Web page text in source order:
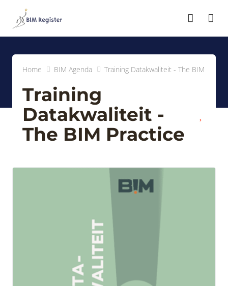
Home BIM Agenda Training Datakwaliteit - The BIM
Training
Datakwaliteit -
The BIM Practice